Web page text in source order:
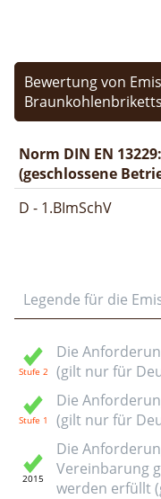
Bewertung von
Braunkohlenbriketts
Norm DIN EN
(geschlossene
D - 1.BImSchV
Legende für die
Die
(gilt nur für
Die
(gilt nur für
Die
Vereinbarung
werden erfüllt